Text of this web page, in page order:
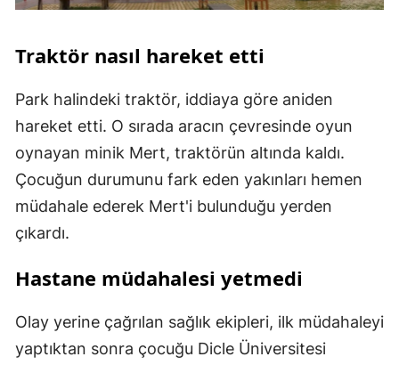
Traktör nasıl hareket etti
Park halindeki traktör, iddiaya göre aniden
hareket etti. O sırada aracın çevresinde oyun
oynayan minik Mert, traktörün altında kaldı.
Çocuğun durumunu fark eden yakınları hemen
müdahale ederek Mert'i bulunduğu yerden
çıkardı.
Hastane müdahalesi yetmedi
Olay yerine çağrılan sağlık ekipleri, ilk müdahaleyi
yaptıktan sonra çocuğu Dicle Üniversitesi